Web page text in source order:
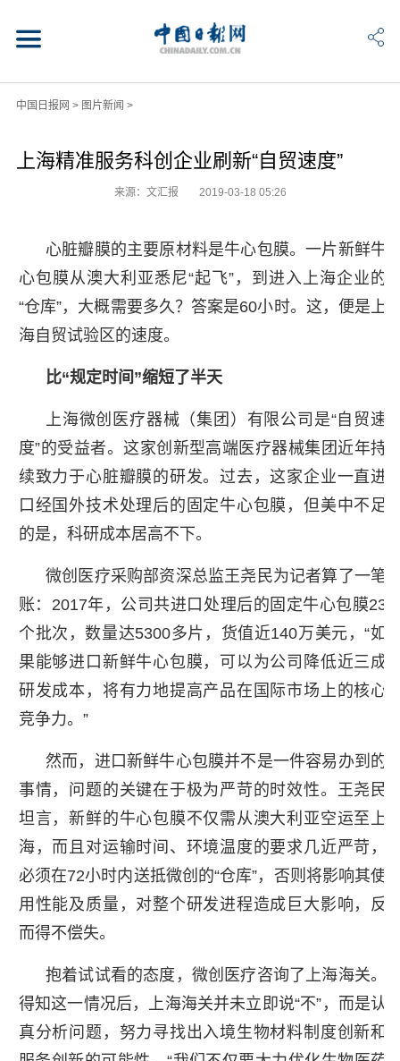
中国日报网 > 图片新闻 >
上海精准服务科创企业刷新“自贸速度”
来源：文汇报 2019-03-18 05:26
心脏瓣膜的主要原材料是牛心包膜。一片新鲜牛
心包膜从澳大利亚悉尼“起飞”，到进入上海企业的
“仓库”，大概需要多久？答案是60小时。这，便是上
海自贸试验区的速度。
比“规定时间”缩短了半天
上海微创医疗器械（集团）有限公司是“自贸速
度”的受益者。这家创新型高端医疗器械集团近年持
续致力于心脏瓣膜的研发。过去，这家企业一直进
口经国外技术处理后的固定牛心包膜，但美中不足
的是，科研成本居高不下。
微创医疗采购部资深总监王尧民为记者算了一笔
账：2017年，公司共进口处理后的固定牛心包膜23
个批次，数量达5300多片，货值近140万美元，“如
果能够进口新鲜牛心包膜，可以为公司降低近三成
研发成本，将有力地提高产品在国际市场上的核心
竞争力。”
然而，进口新鲜牛心包膜并不是一件容易办到的
事情，问题的关键在于极为严苛的时效性。王尧民
坦言，新鲜的牛心包膜不仅需从澳大利亚空运至上
海，而且对运输时间、环境温度的要求几近严苛，
必须在72小时内送抵微创的“仓库”，否则将影响其使
用性能及质量，对整个研发进程造成巨大影响，反
而得不偿失。
抱着试试看的态度，微创医疗咨询了上海海关。
得知这一情况后，上海海关并未立即说“不”，而是认
真分析问题，努力寻找出入境生物材料制度创新和